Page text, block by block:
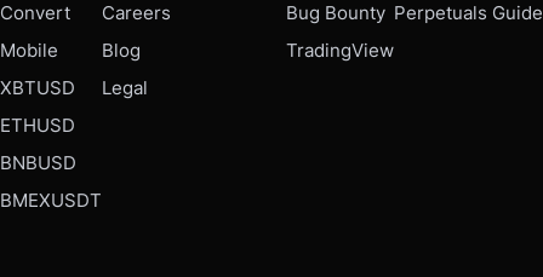
Convert
Mobile
XBTUSD
ETHUSD
BNBUSD
BMEXUSDT
Careers
Blog
Legal
Bug Bounty
TradingView
Perpetuals Guide